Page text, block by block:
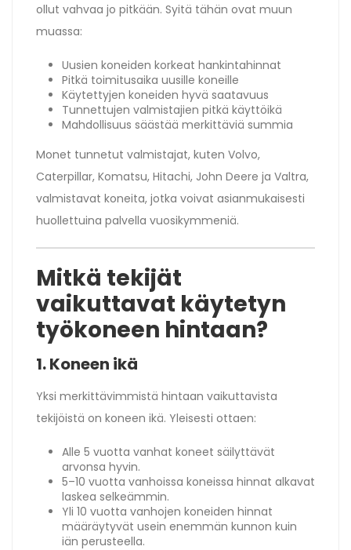
ollut vahvaa jo pitkään. Syitä tähän ovat muun
muassa:
Uusien koneiden korkeat hankintahinnat
Pitkä toimitusaika uusille koneille
Käytettyjen koneiden hyvä saatavuus
Tunnettujen valmistajien pitkä käyttöikä
Mahdollisuus säästää merkittäviä summia
Monet tunnetut valmistajat, kuten Volvo,
Caterpillar, Komatsu, Hitachi, John Deere ja Valtra,
valmistavat koneita, jotka voivat asianmukaisesti
huollettuina palvella vuosikymmeniä.
Mitkä tekijät
vaikuttavat käytetyn
työkoneen hintaan?
1. Koneen ikä
Yksi merkittävimmistä hintaan vaikuttavista
tekijöistä on koneen ikä. Yleisesti ottaen:
Alle 5 vuotta vanhat koneet säilyttävät
arvonsa hyvin.
5–10 vuotta vanhoissa koneissa hinnat alkavat
laskea selkeämmin.
Yli 10 vuotta vanhojen koneiden hinnat
määräytyvät usein enemmän kunnon kuin
iän perusteella.